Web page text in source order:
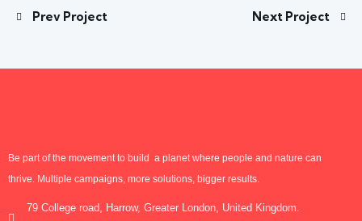
Prev Project Next Project
Be part of the movement to build a planet where people and nature can
thrive. Multiple campaigns, more solutions, bigger results.
79 College road, Harrow, Greater London, United Kingdom.